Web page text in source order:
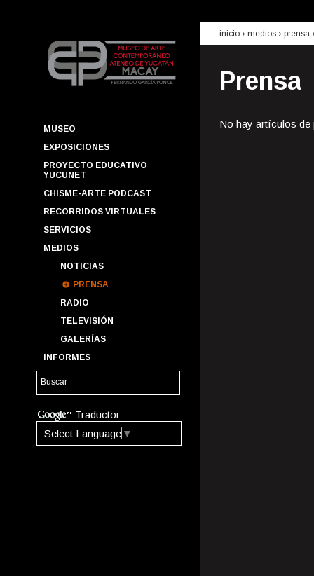
MUSEO
EXPOSICIONES
PROYECTO EDUCATIVO
YUCUNET
CHISME-ARTE PODCAST
RECORRIDOS VIRTUALES
SERVICIOS
MEDIOS
NOTICIAS
PRENSA
RADIO
TELEVISIÓN
GALERÍAS
INFORMES
Traductor
Select Language ▼
inicio › medios › prensa
Prensa
No hay artículos de